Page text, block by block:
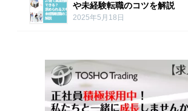
や未経験転職のコツを解説
2025年5月18日